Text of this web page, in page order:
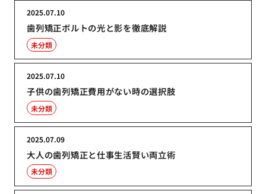
歯列矯正ボルトの光と影を徹底解説
2025.07.10
未分類
子供の歯列矯正費用がない時の選択肢
2025.07.10
未分類
大人の歯列矯正と仕事生活賢い両立術
2025.07.09
未分類